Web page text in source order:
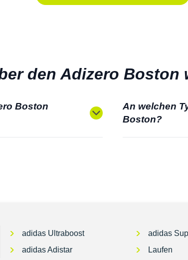
den Adizero
Boston
An welchen
Boston?
adidas Ultraboost adidas
adidas Adistar
Laufen